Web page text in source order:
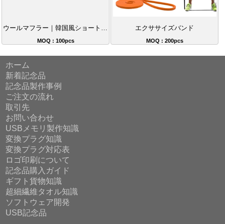
MOQ : 100pcs
エクササイズバンド
MOQ : 200pcs
ホーム
新着記念品
記念品製作事例
ご注文の流れ
取引先
お問い合わせ
USBメモリ製作知識
変換プラグ知識
変換プラグ対応表
ロゴ印刷について
記念品購入ガイド
ギフト貨物知識
超細繊維タオル知識
ソフトウェア開発
USB記念品